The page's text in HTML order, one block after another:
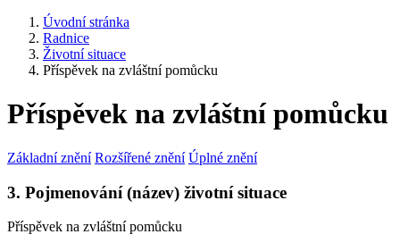
Úvodní stránka
Radnice
Životní situace
Příspěvek na zvláštní pomůcku
Příspěvek na zvláštní pomůcku
Základní znění Rozšířené znění Úplné znění
3. Pojmenování (název) životní situace
Příspěvek na zvláštní pomůcku